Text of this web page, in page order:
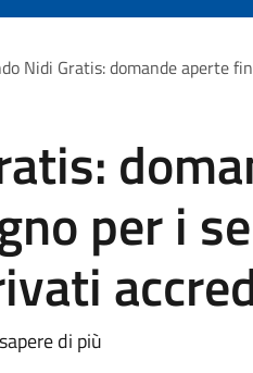
Nidi Gratis: domande aperte
per i
di più